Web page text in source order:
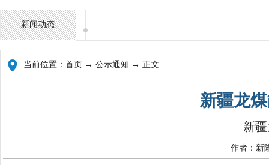
新闻动态
当前位置： 首页 → 公示通知 → 正文
新疆龙
新
作者：新